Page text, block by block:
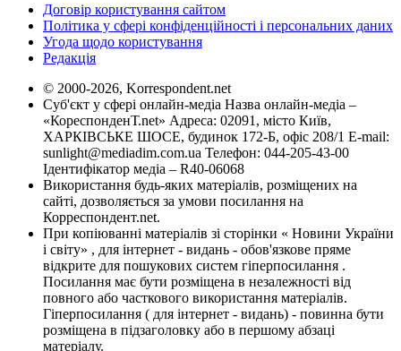
Договір користування сайтом
Політика у сфері конфіденційності і персональних даних
Угода щодо користування
Редакція
© 2000-2026, Korrespondent.net
Суб'єкт у сфері онлайн-медіа Назва онлайн-медіа –
«КореспонденТ.net» Адреса: 02091, місто Київ,
ХАРКІВСЬКЕ ШОСЕ, будинок 172-Б, офіс 208/1 E-mail:
sunlight@mediadim.com.ua Телефон: 044-205-43-00
Ідентифікатор медіа – R40-06068
Використання будь-яких матеріалів, розміщених на
сайті, дозволяється за умови посилання на
Корреспондент.net.
При копіюванні матеріалів зі сторінки « Новини України
і світу» , для інтернет - видань - обов'язкове пряме
відкрите для пошукових систем гіперпосилання .
Посилання має бути розміщена в незалежності від
повного або часткового використання матеріалів.
Гіперпосилання ( для інтернет - видань) - повинна бути
розміщена в підзаголовку або в першому абзаці
матеріалу.